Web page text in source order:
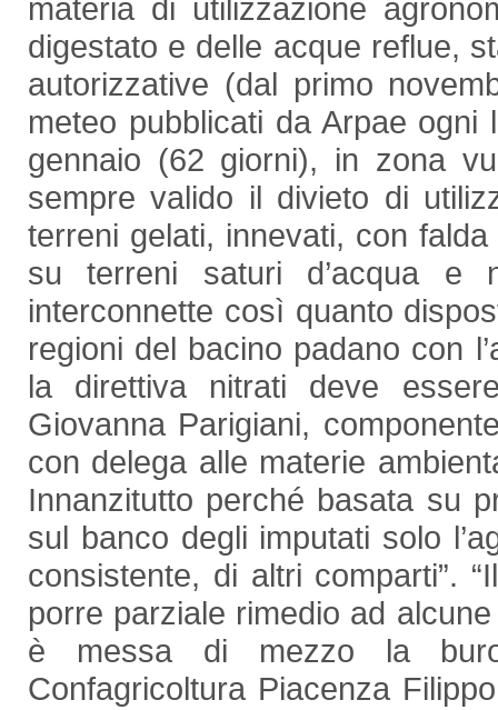
materia di utilizzazione
digestato e delle acque reflue,
autorizzative (dal primo
meteo pubblicati da Arpae
gennaio (62 giorni), in zona
sempre valido il divieto di
terreni gelati, innevati, con
su terreni saturi d’acqua e
interconnette così quanto
regioni del bacino padano con
la direttiva nitrati deve
Giovanna Parigiani,
con delega alle materie
Innanzitutto perché basata su
sul banco degli imputati solo
consistente, di altri comparti”.
porre parziale rimedio ad
è messa di mezzo la
Confagricoltura Piacenza